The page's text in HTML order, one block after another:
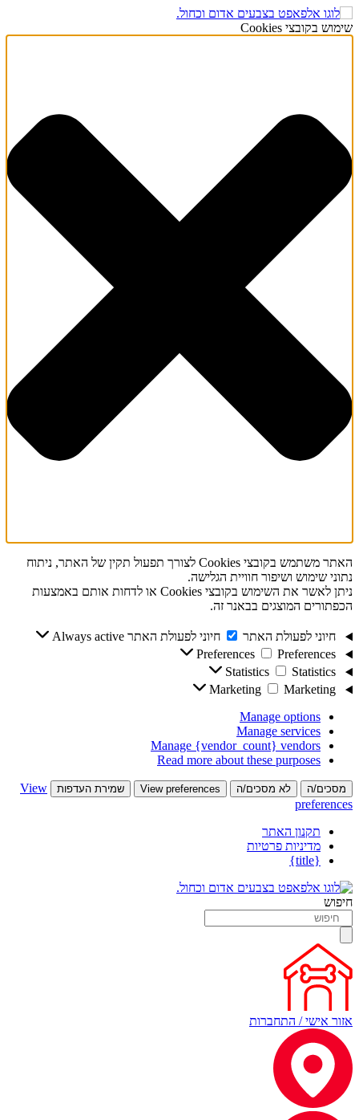
שימוש בקובצי Cookies
האתר משתמש בקובצי Cookies לצורך תפעול תקין של האתר, ניתוח
נתוני שימוש ושיפור חוויית הגלישה.
ניתן לאשר את השימוש בקובצי Cookies או לדחות אותם באמצעות
הכפתורים המוצגים בבאנר זה.
חיוני לפעולת האתר חיוני לפעולת האתר Always active
Preferences
Preferences
Statistics
Statistics
Marketing
Marketing
Manage options
Manage services
Manage {vendor_count} vendors
Read more about these purposes
מסכים/ה לא מסכים/ה View preferences שמירת העדפות
View
preferences
תקנון האתר
מדיניות פרטיות
{title}
חיפוש
אזור אישי / התחברות